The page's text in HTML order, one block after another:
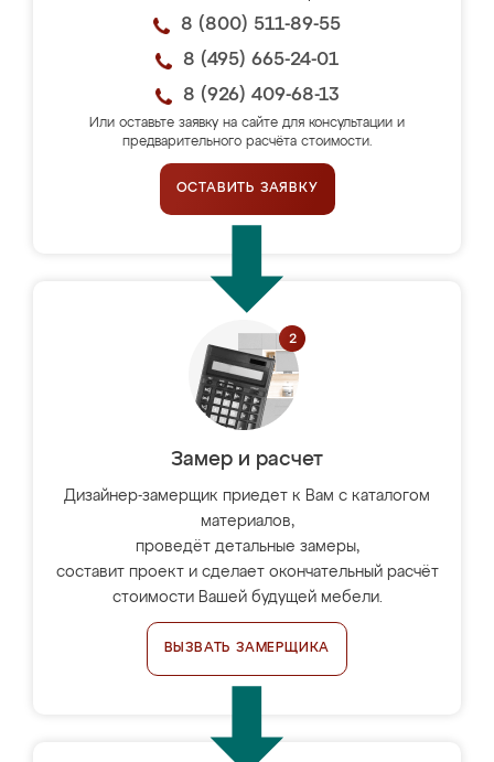
8 (800) 511-89-55
8 (495) 665-24-01
8 (926) 409-68-13
Или оставьте заявку на сайте для консультации и
предварительного расчёта стоимости.
ОСТАВИТЬ ЗАЯВКУ
Замер и расчет
Дизайнер-замерщик приедет к Вам с каталогом
материалов,
проведёт детальные замеры,
составит проект и сделает окончательный расчёт
стоимости Вашей будущей мебели.
ВЫЗВАТЬ ЗАМЕРЩИКА